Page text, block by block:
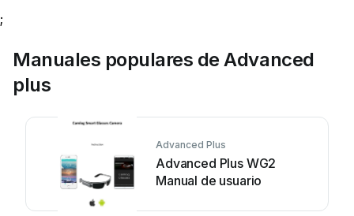
;
Manuales populares de Advanced
plus
Advanced Plus
Advanced Plus WG2
Manual de usuario